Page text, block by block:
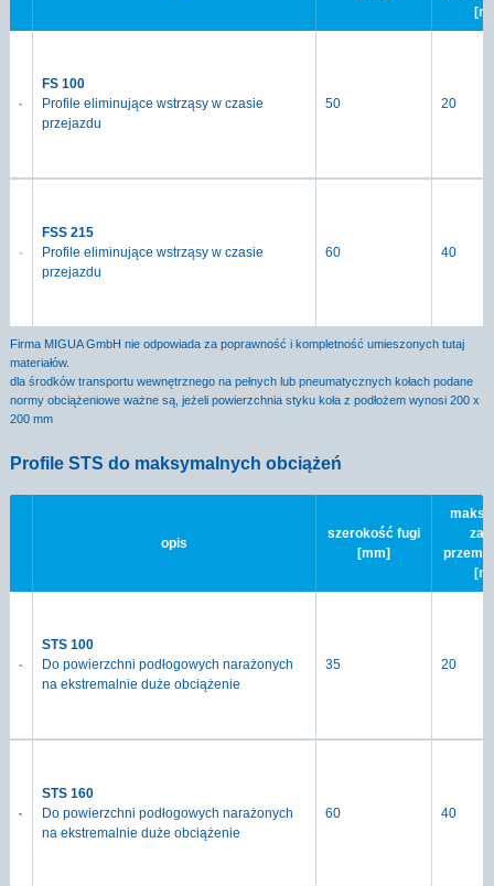
FS 100
Profile eliminujące wstrząsy w czasie
przejazdu
50 20
FSS 215
Profile eliminujące wstrząsy w czasie
przejazdu
60 40
Firma MIGUA GmbH nie odpowiada za poprawność i kompletność umieszonych tutaj
materiałów.
dla środków transportu wewnętrznego na pełnych lub pneumatycznych kołach podane
normy obciążeniowe ważne są, jeżeli powierzchnia styku koła z podłożem wynosi 200 x
200 mm
Profile STS do maksymalnych obciążeń
opis
szerokość fugi
[mm]
STS 100
Do powierzchni podłogowych narażonych
na ekstremalnie duże obciążenie
35 20
STS 160
Do powierzchni podłogowych narażonych
na ekstremalnie duże obciążenie
60 40